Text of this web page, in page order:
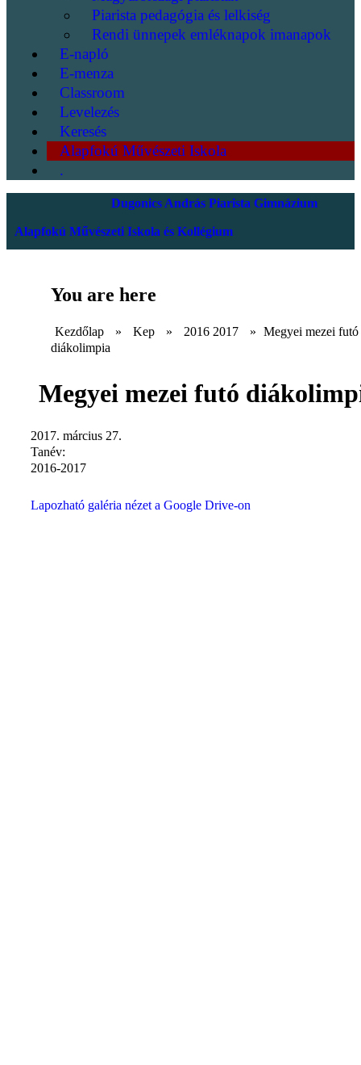
Piarista pedagógia és lelkiség
Rendi ünnepek emléknapok imanapok
E-napló
E-menza
Classroom
Levelezés
Keresés
Alapfokú Művészeti Iskola
.
Dugonics András Piarista Gimnázium
Alapfokú Művészeti Iskola és Kollégium
You are here
Kezdőlap » Kep » 2016 2017 » Megyei mezei futó
diákolimpia
Megyei mezei futó
2017. március 27.
Tanév:
2016-2017
Lapozható galéria nézet a Google Drive-on